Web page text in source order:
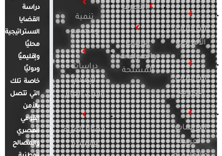
الدراسات
الأمريكية
الدراسات
الأوروبية
الدراسات
العربية
التطرف
الإرهاب
والصراعات
المسلحة
تنمية
ومجتمع
دراسات
الإعلام
والرأي العام
قضايا المرأة
والأسرة
دراسة
القضايا
الاستراتيجية
محليًا
وإقليميًا
ودوليًا
خاصة تلك
التي تتصل
بالأمن
القومي
المصري
والمصالح